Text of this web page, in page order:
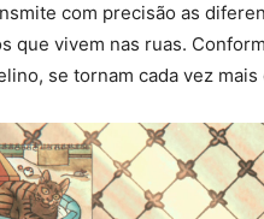
com precisão as
que vivem nas ruas.
se tornam cada vez